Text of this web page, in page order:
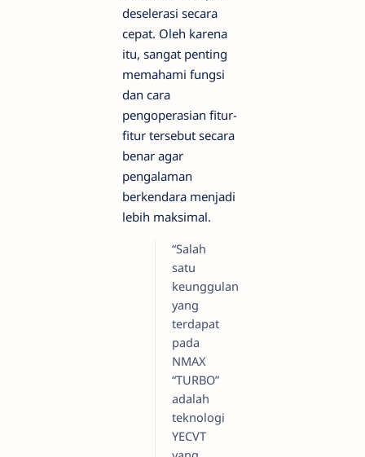
deselerasi secara
cepat. Oleh karena
itu, sangat penting
memahami fungsi
dan cara
pengoperasian fitur-
fitur tersebut secara
benar agar
pengalaman
berkendara menjadi
lebih maksimal.
“Salah
satu
keunggulan
yang
terdapat
pada
NMAX
“TURBO”
adalah
teknologi
YECVT